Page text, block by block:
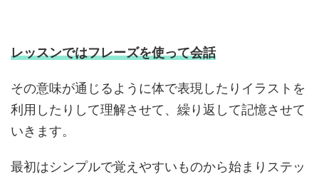
レッスンではフレーズを使って会話
その意味が通じるように体で表現したりイラストを
利用したりして理解させて、繰り返して記憶させて
いきます。
最初はシンプルで覚えやすいものから始まりステッ